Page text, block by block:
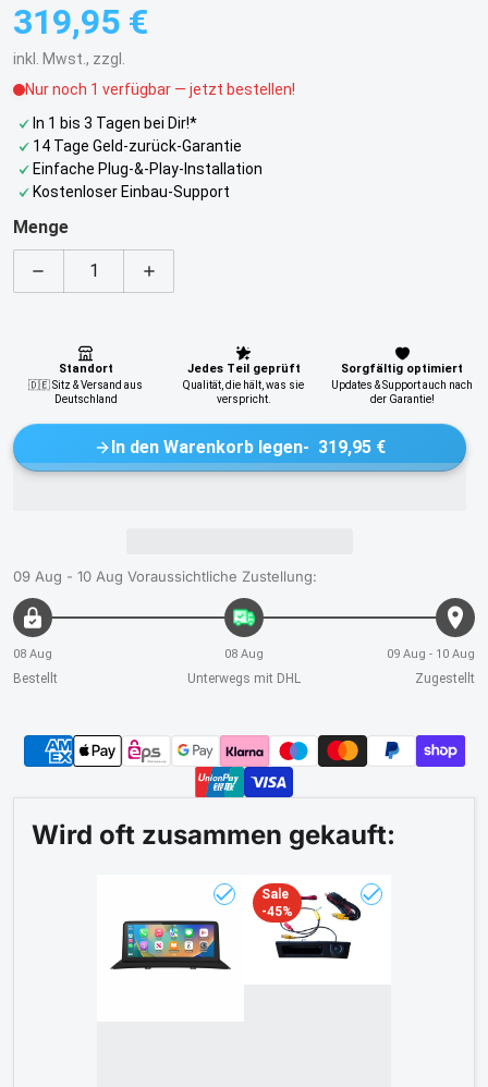
319,95 €
inkl. Mwst., zzgl.
Menge
Menge für 10,25&quot; Drahtloses Apple CarPlay
Menge für 10,25&quot; Drahtloses
In den Warenkorb legen 319,95 €
09 Aug - 10 Aug Voraussichtliche Zustellung:
08 Aug
Bestellt
08 Aug
Unterwegs mit DHL
09 Aug - 10 Aug
Zugestellt
Wird oft zusammen gekauft:
Wählen Sie „10,25" Drahtloses
Wählen Sie
Sale
-45%